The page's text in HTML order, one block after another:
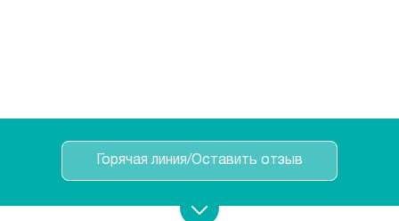
Горячая линия/Оставить отзыв
Записаться на прием